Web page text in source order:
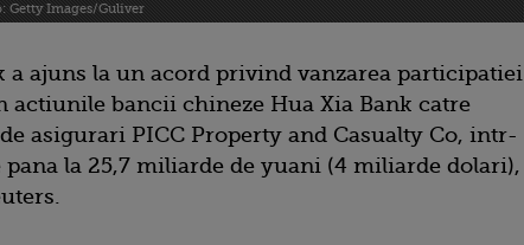
Getty Images/Guliver
a ajuns la un acord privind vanzarea participatiei
actiunile bancii chineze Hua Xia Bank catre
asigurari PICC Property and Casualty Co, intr-
pana la 25,7 miliarde de yuani (4 miliarde dolari),